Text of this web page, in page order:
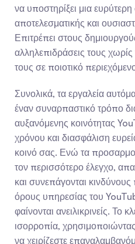
να υποστηρίξει μια ευρύτερη
αποτελεσματικής και
Επιτρέπει στους
αλληλεπιδράσεις τους
τους σε ποιοτικό
Συνολικά, τα εργαλεία
έναν συναρπαστικό τρόπο
αυξανόμενης κοινότητας
χρόνου και διασφάλιση
κοινό σας. Ενώ τα
τον περισσότερο έλεγχο,
και συνεπάγονται κινδύνους
όρους υπηρεσίας του
φαίνονται ανειλικρινείς. Το
ισορροπία,
να χειρίζεστε